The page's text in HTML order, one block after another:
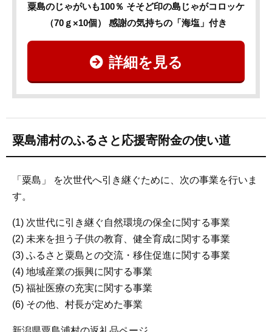
粟島のじゃがいも100％ そそど印の島じゃがコロッケ
（70ｇ×10個） 感謝の気持ちの「海塩」付き
詳細を見る
粟島浦村のふるさと応援寄附金の使い道
「粟島」 を次世代へ引き継ぐために、次の事業を行いま
す。
(1) 次世代に引き継ぐ自然環境の保全に関する事業
(2) 未来を担う子供の教育、健全育成に関する事業
(3) ふるさと粟島との交流・移住促進に関する事業
(4) 地域産業の振興に関する事業
(5) 福祉医療の充実に関する事業
(6) その他、村長が定めた事業